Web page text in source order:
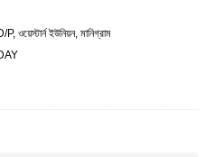
ইউনিয়ন, মানিগ্রাম